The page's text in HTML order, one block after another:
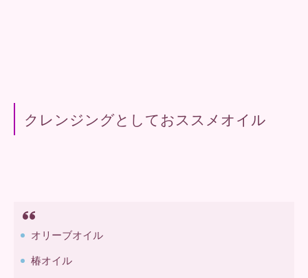
クレンジングとしておススメオイル
オリーブオイル
椿オイル